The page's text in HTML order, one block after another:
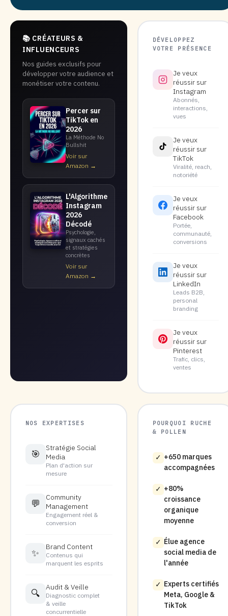
📚 CRÉATEURS &
INFLUENCEURS
Nos guides exclusifs pour
développer votre audience et
monétiser votre contenu.
Percer sur
TikTok en
2026
La Méthode No
Bullshit
Voir sur
Amazon →
L'Algorithme
Instagram
2026
Décodé
Psychologie,
signaux cachés
et stratégies
concrètes
Voir sur
Amazon →
DÉVELOPPEZ
VOTRE PRÉSENCE
Je veux
réussir sur
Instagram
Abonnés,
interactions,
vues
Je veux
réussir sur
TikTok
Viralité, reach,
notoriété
Je veux
réussir sur
Facebook
Portée,
communauté,
conversions
Je veux
réussir sur
LinkedIn
Leads B2B,
personal
branding
Je veux
réussir sur
Pinterest
Trafic, clics,
ventes
NOS EXPERTISES
🎯
Stratégie Social
Media
Plan d'action sur
mesure
💬
Community
Management
Engagement réel &
conversion
✨
Brand Content
Contenus qui
marquent les esprits
🔍
Audit & Veille
Diagnostic complet
& veille
concurrentielle
POURQUOI RUCHE
& POLLEN
✓ +650 marques
accompagnées
✓ +80%
croissance
organique
moyenne
✓ Élue agence
social media de
l'année
✓ Experts certifiés
Meta, Google &
TikTok